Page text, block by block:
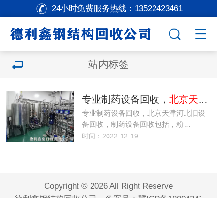
24小时免费服务热线： 13522423461
站内标签
专业制药设备回收， 北京天津河北旧设备回收
专业制药设备回收，北京天津河北旧设
备回收，制药设备回收包括，粉…
时间：2022-12-19
Copyright © 2026 All Right Reserve